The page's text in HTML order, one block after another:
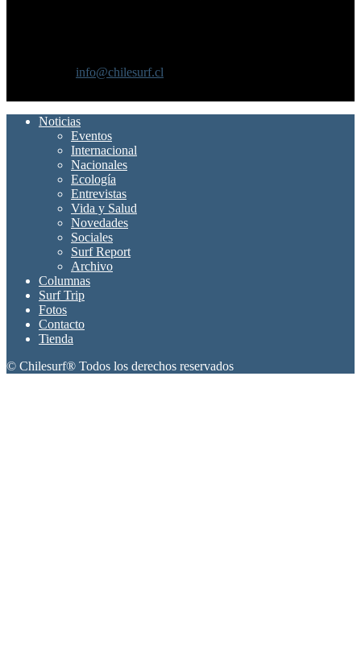
info@chilesurf.cl
Noticias
Eventos
Internacional
Nacionales
Ecología
Entrevistas
Vida y Salud
Novedades
Sociales
Surf Report
Archivo
Columnas
Surf Trip
Fotos
Contacto
Tienda
© Chilesurf® Todos los derechos reservados